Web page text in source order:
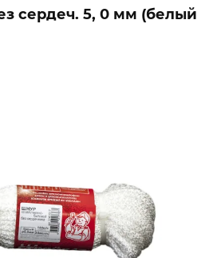
сердеч. 5, 0 мм (белый